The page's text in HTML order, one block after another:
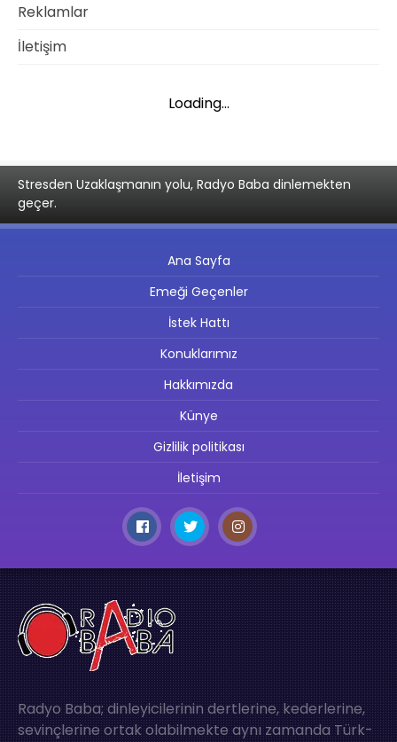
Reklamlar
İletişim
Loading...
Stresden Uzaklaşmanın yolu, Radyo Baba dinlemekten
geçer.
Ana Sayfa
Emeği Geçenler
İstek Hattı
Konuklarımız
Hakkımızda
Künye
Gizlilik politikası
İletişim
Radyo Baba; dinleyicilerinin dertlerine, kederlerine,
sevinçlerine ortak olabilmekte aynı zamanda Türk-